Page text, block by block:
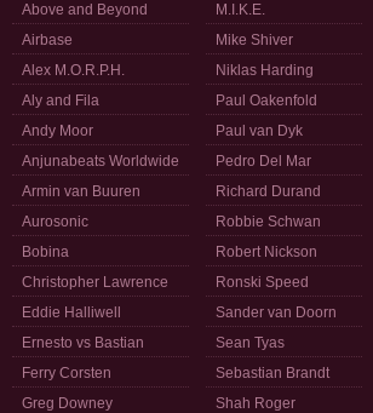
Above and Beyond
Airbase
Alex M.O.R.P.H.
Aly and Fila
Andy Moor
Anjunabeats Worldwide
Armin van Buuren
Aurosonic
Bobina
Christopher Lawrence
Eddie Halliwell
Ernesto vs Bastian
Ferry Corsten
Greg Downey
M.I.K.E.
Mike Shiver
Niklas Harding
Paul Oakenfold
Paul van Dyk
Pedro Del Mar
Richard Durand
Robbie Schwan
Robert Nickson
Ronski Speed
Sander van Doorn
Sean Tyas
Sebastian Brandt
Shah Roger